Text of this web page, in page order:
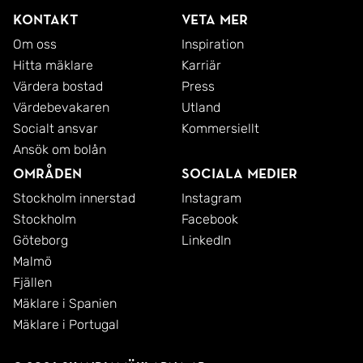
Kontakt
Om oss
Hitta mäklare
Värdera bostad
Värdebevakaren
Socialt ansvar
Ansök om bolån
Veta mer
Inspiration
Karriär
Press
Utland
Kommersiellt
Områden
Stockholm innerstad
Stockholm
Göteborg
Malmö
Fjällen
Mäklare i Spanien
Mäklare i Portugal
Sociala medier
Instagram
Facebook
LinkedIn